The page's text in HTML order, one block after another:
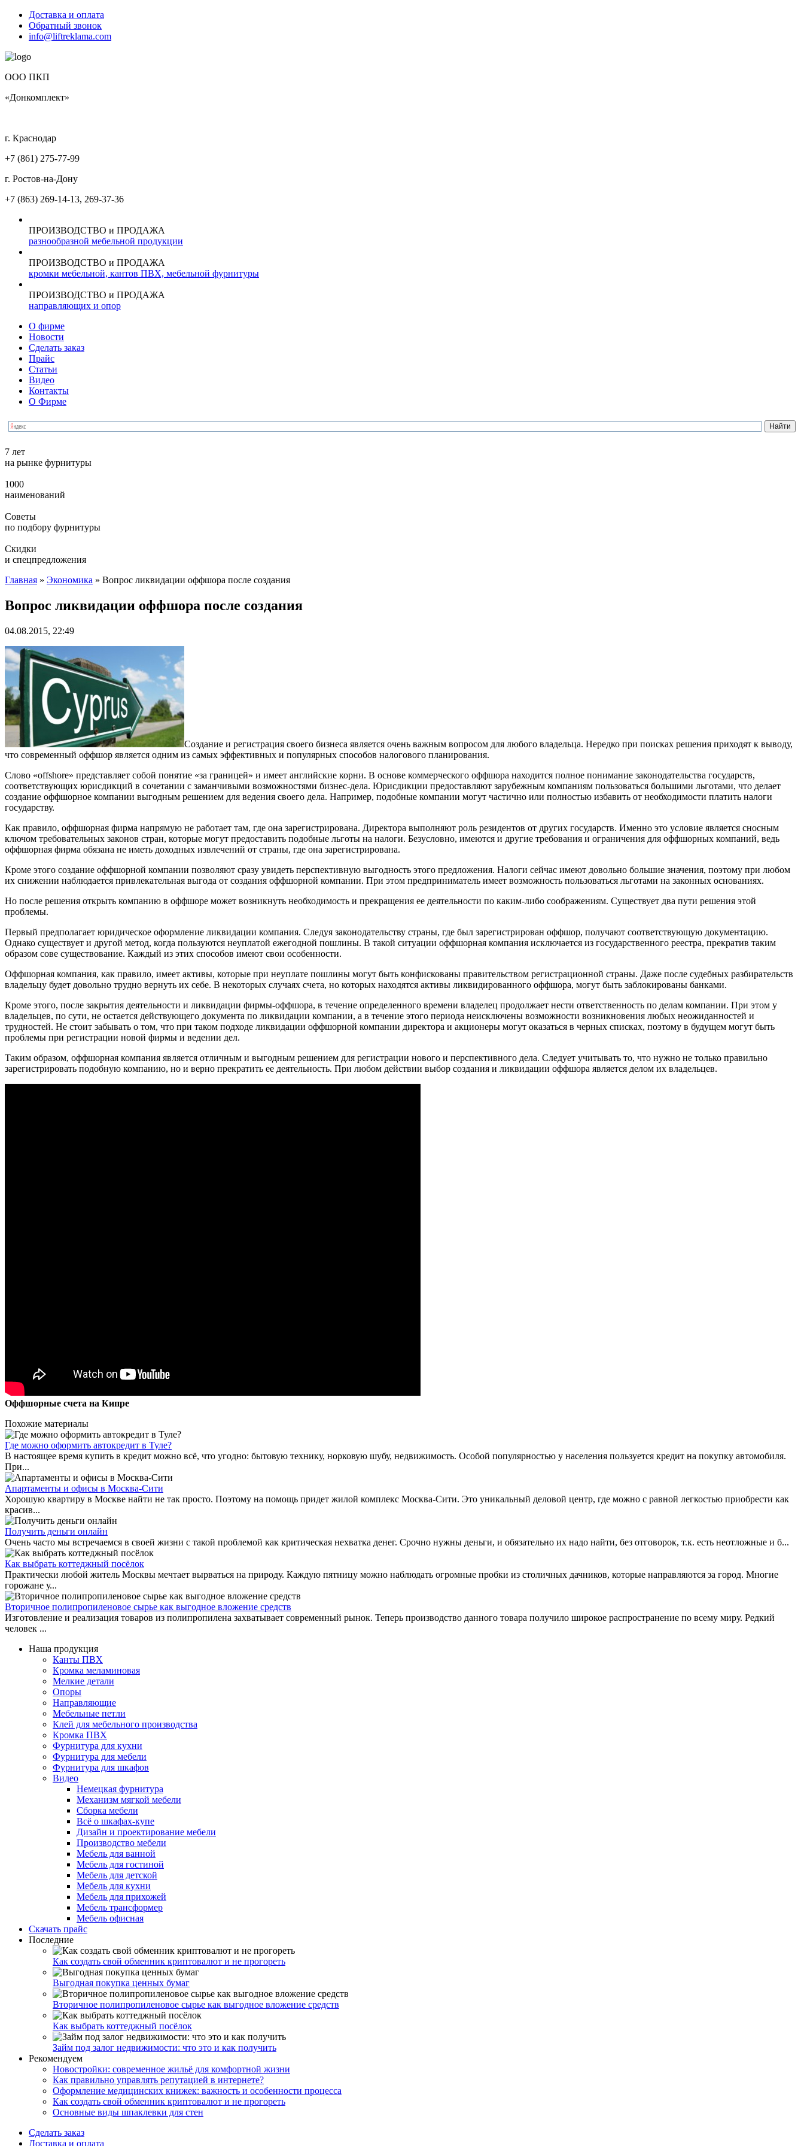
Доставка и оплата
Обратный звонок
info@liftreklama.com
ООО ПКП
«Донкомплект»
г. Краснодар
+7 (861) 275-77-99
г. Ростов-на-Дону
+7 (863) 269-14-13, 269-37-36
ПРОИЗВОДСТВО и ПРОДАЖА
разнообразной мебельной продукции
ПРОИЗВОДСТВО и ПРОДАЖА
кромки мебельной, кантов ПВХ, мебельной фурнитуры
ПРОИЗВОДСТВО и ПРОДАЖА
направляющих и опор
О фирме
Новости
Сделать заказ
Прайс
Статьи
Видео
Контакты
О Фирме
7 лет
на рынке фурнитуры
1000
наименований
Советы
по подбору фурнитуры
Скидки
и спецпредложения
Главная » Экономика » Вопрос ликвидации оффшора после создания
Вопрос ликвидации оффшора после создания
04.08.2015, 22:49
Создание и регистрация своего бизнеса является очень важным вопросом для любого владельца. Нередко при поисках решения приходят к выводу,
что современный оффшор является одним из самых эффективных и популярных способов налогового планирования.
Слово «offshore» представляет собой понятие «за границей» и имеет английские корни. В основе коммерческого оффшора находится полное понимание законодательства государств,
соответствующих юрисдикций в сочетании с заманчивыми возможностями бизнес-дела. Юрисдикции предоставляют зарубежным компаниям пользоваться большими льготами, что делает
создание оффшорное компании выгодным решением для ведения своего дела. Например, подобные компании могут частично или полностью избавить от необходимости платить налоги
государству.
Как правило, оффшорная фирма напрямую не работает там, где она зарегистрирована. Директора выполняют роль резидентов от других государств. Именно это условие является сносным
ключом требовательных законов стран, которые могут предоставить подобные льготы на налоги. Безусловно, имеются и другие требования и ограничения для оффшорных компаний, ведь
оффшорная фирма обязана не иметь доходных извлечений от страны, где она зарегистрирована.
Кроме этого создание оффшорной компании позволяют сразу увидеть перспективную выгодность этого предложения. Налоги сейчас имеют довольно большие значения, поэтому при любом
их снижении наблюдается привлекательная выгода от создания оффшорной компании. При этом предприниматель имеет возможность пользоваться льготами на законных основаниях.
Но после решения открыть компанию в оффшоре может возникнуть необходимость и прекращения ее деятельности по каким-либо соображениям. Существует два пути решения этой
проблемы.
Первый предполагает юридическое оформление ликвидации компания. Следуя законодательству страны, где был зарегистрирован оффшор, получают соответствующую документацию.
Однако существует и другой метод, когда пользуются неуплатой ежегодной пошлины. В такой ситуации оффшорная компания исключается из государственного реестра, прекратив таким
образом сове существование. Каждый из этих способов имеют свои особенности.
Оффшорная компания, как правило, имеет активы, которые при неуплате пошлины могут быть конфискованы правительством регистрационной страны. Даже после судебных разбирательств
владельцу будет довольно трудно вернуть их себе. В некоторых случаях счета, но которых находятся активы ликвидированного оффшора, могут быть заблокированы банками.
Кроме этого, после закрытия деятельности и ликвидации фирмы-оффшора, в течение определенного времени владелец продолжает нести ответственность по делам компании. При этом у
владельцев, по сути, не остается действующего документа по ликвидации компании, а в течение этого периода неисключены возможности возникновения любых неожиданностей и
трудностей. Не стоит забывать о том, что при таком подходе ликвидации оффшорной компании директора и акционеры могут оказаться в черных списках, поэтому в будущем могут быть
проблемы при регистрации новой фирмы и ведении дел.
Таким образом, оффшорная компания является отличным и выгодным решением для регистрации нового и перспективного дела. Следует учитывать то, что нужно не только правильно
зарегистрировать подобную компанию, но и верно прекратить ее деятельность. При любом действии выбор создания и ликвидации оффшора является делом их владельцев.
Оффшорные счета на Кипре
Похожие материалы
Где можно оформить автокредит в Туле?
В настоящее время купить в кредит можно всё, что угодно: бытовую технику, норковую шубу, недвижимость. Особой популярностью у населения пользуется кредит на покупку автомобиля.
При...
Апартаменты и офисы в Москва-Сити
Хорошую квартиру в Москве найти не так просто. Поэтому на помощь придет жилой комплекс Москва-Сити. Это уникальный деловой центр, где можно с равной легкостью приобрести как
красив...
Получить деньги онлайн
Очень часто мы встречаемся в своей жизни с такой проблемой как критическая нехватка денег. Срочно нужны деньги, и обязательно их надо найти, без отговорок, т.к. есть неотложные и б...
Как выбрать коттеджный посёлок
Практически любой житель Москвы мечтает вырваться на природу. Каждую пятницу можно наблюдать огромные пробки из столичных дачников, которые направляются за город. Многие
горожане у...
Вторичное полипропиленовое сырье как выгодное вложение средств
Изготовление и реализация товаров из полипропилена захватывает современный рынок. Теперь производство данного товара получило широкое распространение по всему миру. Редкий
человек ...
Наша продукция
Канты ПВХ
Кромка меламиновая
Мелкие детали
Опоры
Направляющие
Мебельные петли
Клей для мебельного производства
Кромка ПВХ
Фурнитура для кухни
Фурнитура для мебели
Фурнитура для шкафов
Видео
Немецкая фурнитура
Механизм мягкой мебели
Сборка мебели
Всё о шкафах-купе
Дизайн и проектирование мебели
Производство мебели
Мебель для ванной
Мебель для гостиной
Мебель для детской
Мебель для кухни
Мебель для прихожей
Мебель трансформер
Мебель офисная
Скачать прайс
Последние
Как создать свой обменник криптовалют и не прогореть
Выгодная покупка ценных бумаг
Вторичное полипропиленовое сырье как выгодное вложение средств
Как выбрать коттеджный посёлок
Займ под залог недвижимости: что это и как получить
Рекомендуем
Новостройки: современное жильё для комфортной жизни
Как правильно управлять репутацией в интернете?
Оформление медицинских книжек: важность и особенности процесса
Как создать свой обменник криптовалют и не прогореть
Основные виды шпаклевки для стен
Сделать заказ
Доставка и оплата